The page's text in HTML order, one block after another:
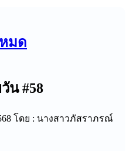
มด
น #58
โดย : นางสาวภัสราภรณ์